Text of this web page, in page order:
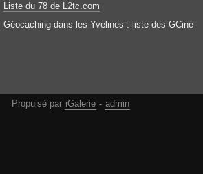
Liste du 78 de L2tc.com
Géocaching dans les Yvelines : liste des GCiné
Propulsé par iGalerie - admin